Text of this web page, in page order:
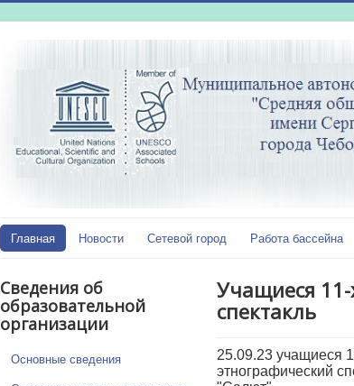
Главная Новости Сетевой город Работа бассейна
Сведения об
образовательной
организации
Основные сведения
Учащиеся 11-
спектакль
25.09.23 учащиеся
этнографический